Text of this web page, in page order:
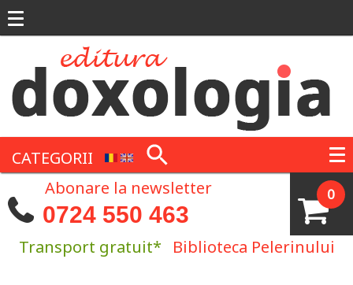
CATEGORII
0
Abonare la newsletter
0724 550 463
Transport gratuit* Biblioteca Pelerinului